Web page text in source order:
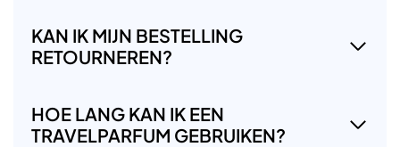
KAN IK MIJN BESTELLING
RETOURNEREN?
HOE LANG KAN IK EEN
TRAVELPARFUM GEBRUIKEN?